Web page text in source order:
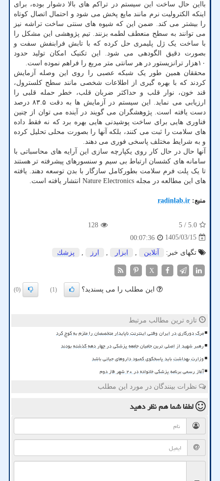
بااین حال ساخت این سیستم در تراکم های بالا دشوار بوده، برای
اینکه الکترولیت نرم مانند مایع پخش می شود و احتمال اتصال کوتاه
را بیشتر می کند. ضمن این که شیوه های سنتی ساخت تراشه نیز
می توانند به سطح منعطف لطمه بزنند. تیم پژوهشی این مشکل را
با ساخت یک ژل پلیمری حل کرده که با تابش فرابنفش سفت و
بصورت دقیق الگودهی می شود. این تکنیک امکان تولید حدود
۱۰هزار ترانزیستور در هر سانتی متر مربع را فراهم نموده است.
محققان همین طور یک شبکه عصبی را روی این وصله آزمایش
کردند که با بهره گیری از اطلاعات شخصی مانند سطح کلسترول،
قند خون، نوار قلب و حداکثر ضربان قلب، خطر حمله قلبی را
ارزیابی می نماید. این سیستم در آزمایش ها به دقت ۸۳.۵ درصد
دست یافته است. پژوهشگران می گویند در آینده می توان از چنین
فناوری هایی برای ساخت پوشیدنی هایی بهره برد که نه فقط داده
های سلامت را ثبت می کنند، بلکه آنها را بصورت محلی تحلیل کرده
و به شرایط مختلف پاسخی فوری می دهند.
آنها حال در حال کار روی یکپارچه سازی این آرایه های محاسباتی با
سامانه های کشسان ارتباط بی سیم و سنسورهای پیشرفته تر هستند
تا یک پلت فرم سلامت بطورکامل سازگار با بدن توسعه دهند. یافته
های این مطالعه در مجله Nature Electronics انتشار یافته است.
منبع: radinlab.ir
5.0
/ 5
128
1405/03/15
00:07:36
تگهای خبر:
آنلاین , ابزار , ارز , پزشك
X
این مطلب را می پسندید؟ (1)
(0)
تازه ترین مطالب مرتبط
مرگ دورکاری در ایران وقتی اینترنت ناپایدار متخصصان را ملزم به کوچ کرد
رهبر شهید از اصلی ترین حامیان جامعه پزشکی در چهار دهه گذشته بودند
وزارت بهداشت باید پاسخگوی کمبود داروهای حیاتی باشد
آغاز رسمی برنامه پزشکی خانواده در ۲۰ شهر فاز دوم
نظرات بینندگان در مورد این مطلب
لطفا شما همنظر دهید